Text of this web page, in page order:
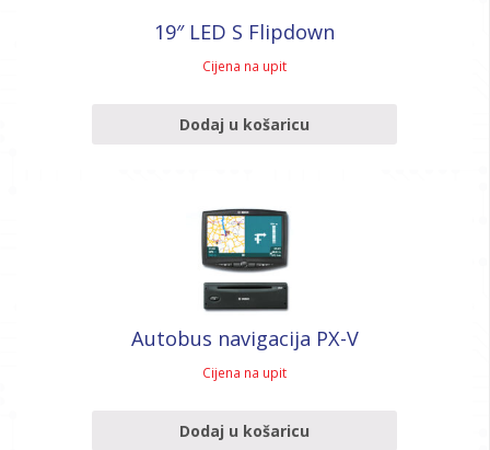
19″ LED S Flipdown
Cijena na upit
Dodaj u košaricu
Autobus navigacija PX-V
Cijena na upit
Dodaj u košaricu